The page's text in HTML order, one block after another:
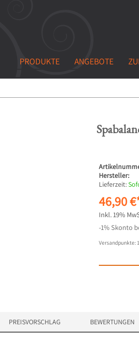
PRODUKTE ANGEBOTE
Hersteller:
Lieferzeit:
46,90 €
Inkl. 19%
-1% Skonto
Versandpunkte: 1
PREISVORSCHLAG BEWERTUNGEN